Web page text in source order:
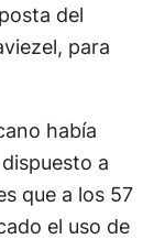
del
para
había
a
que a los 57
el uso de